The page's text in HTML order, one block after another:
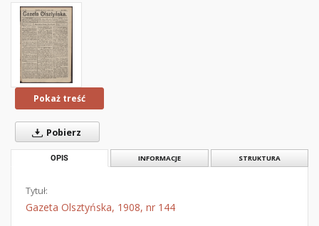
Pokaż treść
Pobierz
OPIS INFORMACJE STRUKTURA
Tytuł:
Gazeta Olsztyńska, 1908, nr 144